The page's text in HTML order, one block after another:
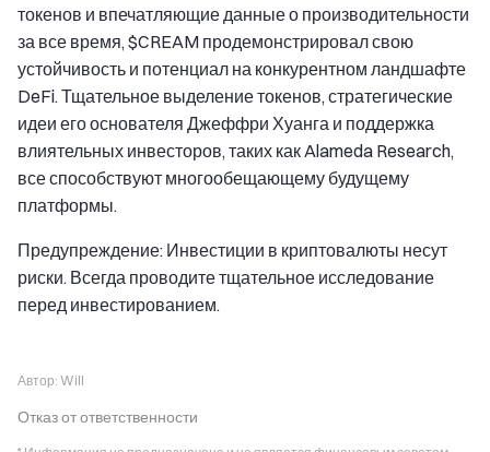
токенов и впечатляющие данные о производительности
за все время, $CREAM продемонстрировал свою
устойчивость и потенциал на конкурентном ландшафте
DeFi. Тщательное выделение токенов, стратегические
идеи его основателя Джеффри Хуанга и поддержка
влиятельных инвесторов, таких как Alameda Research,
все способствуют многообещающему будущему
платформы.
Предупреждение: Инвестиции в криптовалюты несут
риски. Всегда проводите тщательное исследование
перед инвестированием.
Автор: Will
Отказ от ответственности